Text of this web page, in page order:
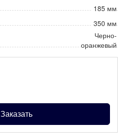
185 мм
350 мм
Черно-
оранжевый
Заказать